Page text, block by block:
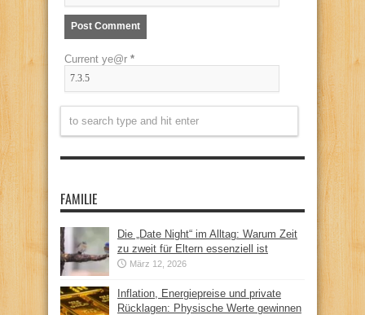
Current ye@r *
FAMILIE
Die „Date Night“ im Alltag: Warum Zeit
zu zweit für Eltern essenziell ist
März 12, 2026
Inflation, Energiepreise und private
Rücklagen: Physische Werte gewinnen